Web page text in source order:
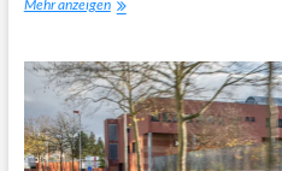
Mehr anzeigen
130
S&S
EAT8
Shine